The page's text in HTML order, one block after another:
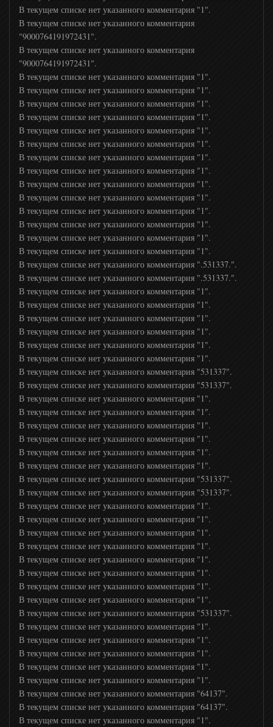
В текущем списке нет указанного комментария "1".
В текущем списке нет указанного комментария
"9000764191972431".
В текущем списке нет указанного комментария
"9000764191972431".
В текущем списке нет указанного комментария "1".
В текущем списке нет указанного комментария "1".
В текущем списке нет указанного комментария "1".
В текущем списке нет указанного комментария "1".
В текущем списке нет указанного комментария "1".
В текущем списке нет указанного комментария "1".
В текущем списке нет указанного комментария "1".
В текущем списке нет указанного комментария "1".
В текущем списке нет указанного комментария "1".
В текущем списке нет указанного комментария "1".
В текущем списке нет указанного комментария "1".
В текущем списке нет указанного комментария "1".
В текущем списке нет указанного комментария "1".
В текущем списке нет указанного комментария "1".
В текущем списке нет указанного комментария ".531337.".
В текущем списке нет указанного комментария ".531337.".
В текущем списке нет указанного комментария "1".
В текущем списке нет указанного комментария "1".
В текущем списке нет указанного комментария "1".
В текущем списке нет указанного комментария "1".
В текущем списке нет указанного комментария "1".
В текущем списке нет указанного комментария "1".
В текущем списке нет указанного комментария "531337".
В текущем списке нет указанного комментария "531337".
В текущем списке нет указанного комментария "1".
В текущем списке нет указанного комментария "1".
В текущем списке нет указанного комментария "1".
В текущем списке нет указанного комментария "1".
В текущем списке нет указанного комментария "1".
В текущем списке нет указанного комментария "1".
В текущем списке нет указанного комментария "531337".
В текущем списке нет указанного комментария "531337".
В текущем списке нет указанного комментария "1".
В текущем списке нет указанного комментария "1".
В текущем списке нет указанного комментария "1".
В текущем списке нет указанного комментария "1".
В текущем списке нет указанного комментария "1".
В текущем списке нет указанного комментария "1".
В текущем списке нет указанного комментария "1".
В текущем списке нет указанного комментария "1".
В текущем списке нет указанного комментария "531337".
В текущем списке нет указанного комментария "1".
В текущем списке нет указанного комментария "1".
В текущем списке нет указанного комментария "1".
В текущем списке нет указанного комментария "1".
В текущем списке нет указанного комментария "1".
В текущем списке нет указанного комментария "64137".
В текущем списке нет указанного комментария "64137".
В текущем списке нет указанного комментария "1".